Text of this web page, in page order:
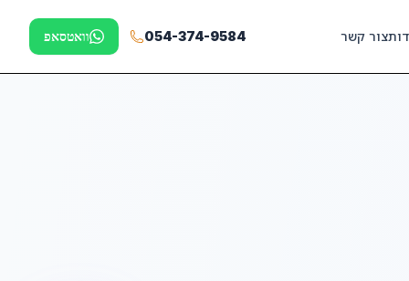
צור קשר 054-374-9584 וואטסאפ